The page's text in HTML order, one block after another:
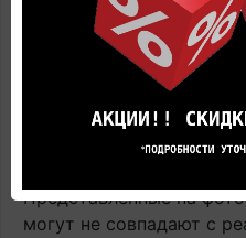
Наличие: В наличии на
поставки 1-3 рабочих
Оплачивайте товар
Цена в салоне может
Представленные на
могут не совпадают с